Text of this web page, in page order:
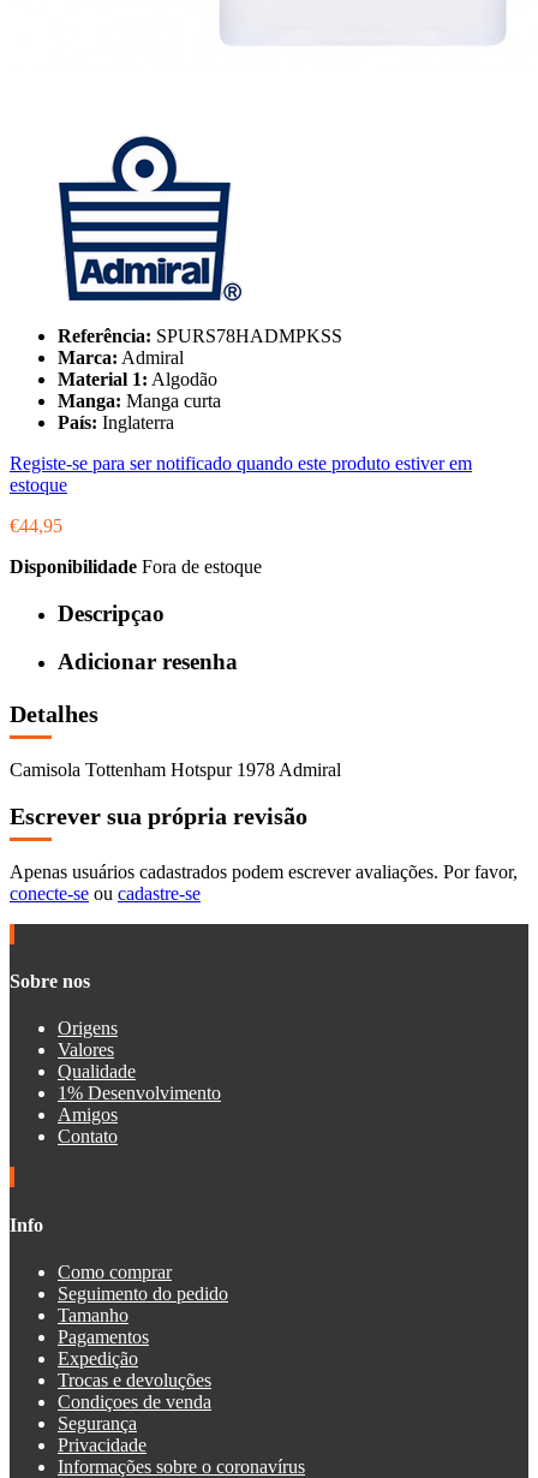
Referência: SPURS78HADMPKSS
Marca: Admiral
Material 1: Algodão
Manga: Manga curta
País: Inglaterra
Registe-se para ser notificado quando este produto estiver em
estoque
€44,95
Disponibilidade Fora de estoque
Descripçao
Adicionar resenha
Detalhes
Camisola Tottenham Hotspur 1978 Admiral
Escrever sua própria revisão
Apenas usuários cadastrados podem escrever avaliações. Por favor,
conecte-se ou cadastre-se
Sobre nos
Origens
Valores
Qualidade
1% Desenvolvimento
Amigos
Contato
Info
Como comprar
Seguimento do pedido
Tamanho
Pagamentos
Expedição
Trocas e devoluções
Condiçoes de venda
Segurança
Privacidade
Informações sobre o coronavírus